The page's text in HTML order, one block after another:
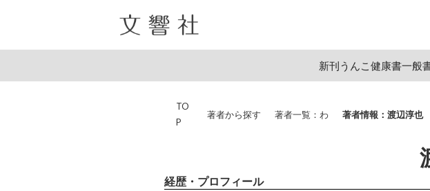
新刊うんこ 健康書一般
TO
P
著者から探す 著者一覧：わ 著者情報：渡辺淳也
経歴・プロフィール